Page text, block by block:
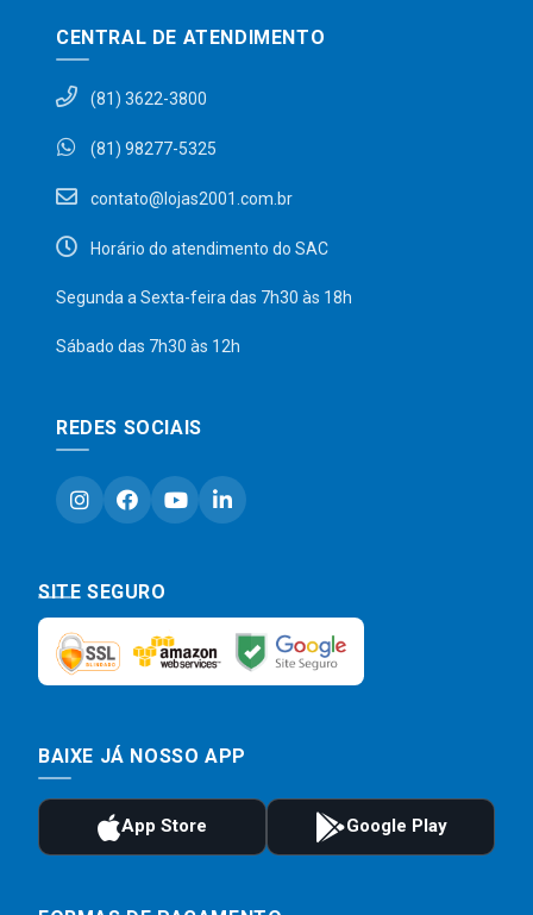
CENTRAL DE ATENDIMENTO
(81) 3622-3800
(81) 98277-5325
contato@lojas2001.com.br
Horário do atendimento do SAC
Segunda a Sexta-feira das 7h30 às 18h
Sábado das 7h30 às 12h
REDES SOCIAIS
SITE SEGURO
BAIXE JÁ NOSSO APP